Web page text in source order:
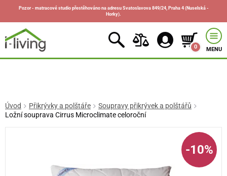
Pozor - matracové studio přestěhováno na adresu Svatoslavova 849/24, Praha 4 (Nuselská -
Horky).
0 MENU
Úvod Přikrývky a polštáře
Soupravy přikrývek a polštářů
Ložní souprava Cirrus Microclimate celoroční
-10%